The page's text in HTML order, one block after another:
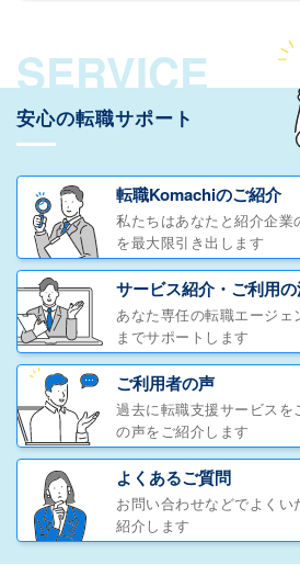
SERVICE
安心の転職サポート
転職Komachiのご紹介
私たちはあなたと紹介企業
を最大限引き出します
サービス紹介・ご利用
あなた専任の転職エージェ
までサポートします
ご利用者の声
過去に転職支援サービスを
の声をご紹介します
よくあるご質問
お問い合わせなどでよく
紹介します